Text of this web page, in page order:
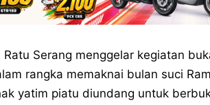
Serang menggelar kegiatan
rangka memaknai bulan suci
yatim piatu diundang untuk